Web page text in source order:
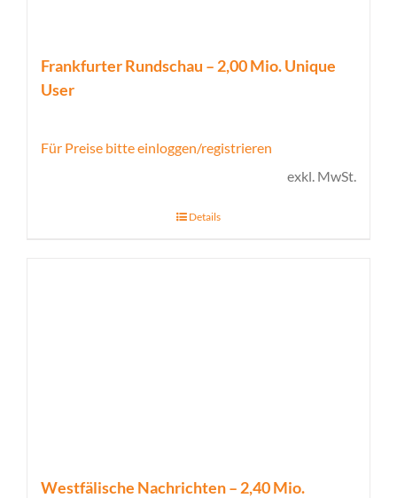
Frankfurter Rundschau – 2,00 Mio. Unique
User
Für Preise bitte einloggen/registrieren
exkl. MwSt.
Details
Westfälische Nachrichten – 2,40 Mio.